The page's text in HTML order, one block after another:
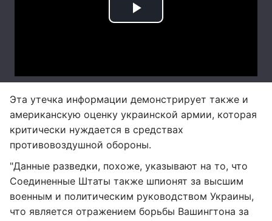
Эта утечка информации демонстрирует также и
американскую оценку украинской армии, которая
критически нуждается в средствах
противовоздушной обороны.
"Данные разведки, похоже, указывают на то, что
Соединенные Штаты также шпионят за высшим
военным и политическим руководством Украины,
что является отражением борьбы Вашингтона за